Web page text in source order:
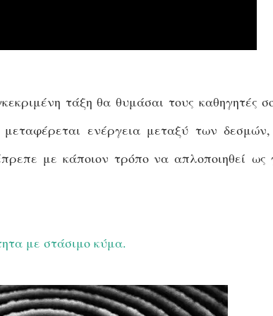
τάξη θα θυμάσαι τους καθηγητές
ενέργεια μεταξύ των
με κάποιον τρόπο να απλοποιηθεί ως
με στάσιμο κύμα.